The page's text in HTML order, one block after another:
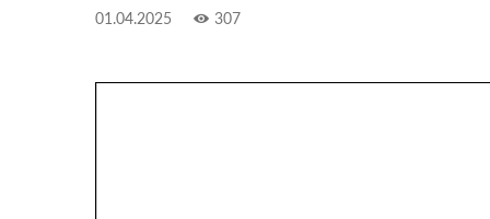
01.04.2025 307